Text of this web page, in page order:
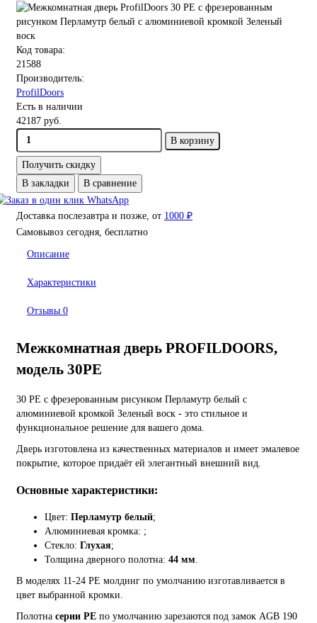
Код товара:
21588
Производитель:
ProfilDoors
Есть в наличии
42187 руб.
В корзину
Получить скидку
В закладки
В сравнение
Доставка послезавтра и позже, от 1000 ₽
Самовывоз сегодня, бесплатно
Описание
Характеристики
Отзывы 0
Межкомнатная дверь PROFILDOORS,
модель 30PE
30 PE с фрезерованным рисунком Перламутр белый с
алюминиевой кромкой Зеленый воск - это стильное и
функциональное решение для вашего дома.
Дверь изготовлена из качественных материалов и имеет эмалевое
покрытие, которое придаёт ей элегантный внешний вид.
Основные характеристики:
Цвет: Перламутр белый;
Алюминиевая кромка: ;
Стекло: Глухая;
Толщина дверного полотна: 44 мм
В моделях 11-24 PE молдинг по умолчанию изготавливается в
цвет выбранной кромки.
Полотна серии PE по умолчанию зарезаются под замок AGB 190